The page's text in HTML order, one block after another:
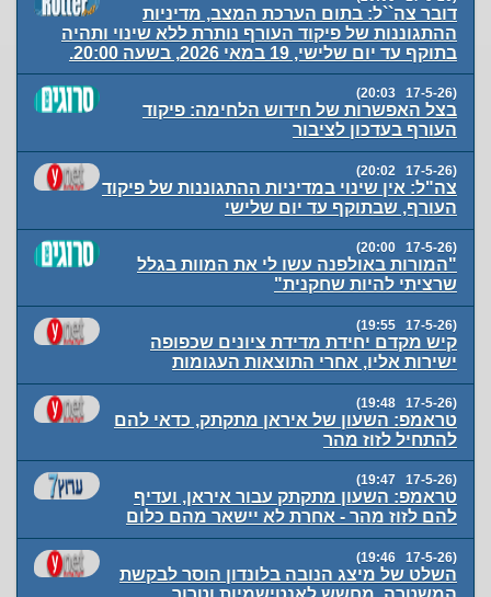
דובר צה``ל: בתום הערכת המצב, מדיניות
ההתגוננות של פיקוד העורף נותרת ללא שינוי ותהיה
בתוקף עד יום שלישי, 19 במאי 2026, בשעה 20:00.
(17-5-26 20:03)
בצל האפשרות של חידוש הלחימה: פיקוד
העורף בעדכון לציבור
(17-5-26 20:02)
צה"ל: אין שינוי במדיניות ההתגוננות של פיקוד
העורף, שבתוקף עד יום שלישי
(17-5-26 20:00)
"המורות באולפנה עשו לי את המוות בגלל
שרציתי להיות שחקנית"
(17-5-26 19:55)
קיש מקדם יחידת מדידת ציונים שכפופה
ישירות אליו, אחרי התוצאות העגומות
(17-5-26 19:48)
טראמפ: השעון של איראן מתקתק, כדאי להם
להתחיל לזוז מהר
(17-5-26 19:47)
טראמפ: השעון מתקתק עבור איראן, ועדיף
להם לזוז מהר - אחרת לא יישאר מהם כלום
(17-5-26 19:46)
השלט של מיצג הנובה בלונדון הוסר לבקשת